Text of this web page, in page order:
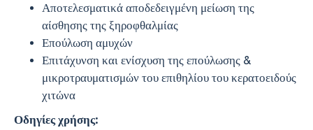
Αποτελεσματικά αποδεδειγμένη μείωση της
αίσθησης της ξηροφθαλμίας
Επούλωση αμυχών
Επιτάχυνση και ενίσχυση της επούλωσης &
μικροτραυματισμών του επιθηλίου του κερατοειδούς
χιτώνα
Οδηγίες χρήσης: